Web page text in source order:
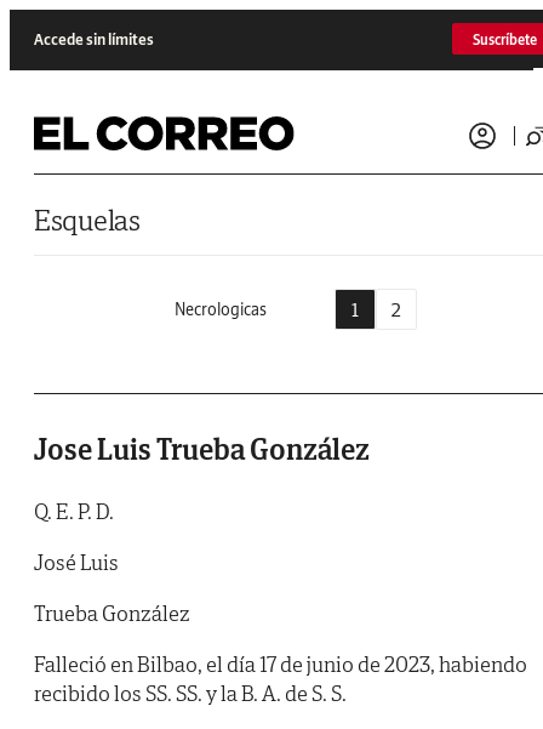
Accede sin límites Suscríbete
Esquelas
Necrologicas 1 2
Jose Luis Trueba González
Q. E. P. D.
José Luis
Trueba González
Falleció en Bilbao, el día 17 de junio de 2023, habiendo
recibido los SS. SS. y la B. A. de S. S.